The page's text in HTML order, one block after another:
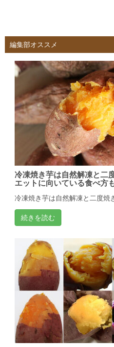
編集部オススメ
冷凍焼き芋は自然解凍と二
エットに向いている食べ方
冷凍焼き芋は自然解凍と二度焼
続きを読む